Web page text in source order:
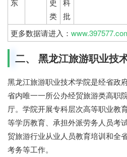
东
史
类
科
批
更多数据请进入：
二、 黑龙江旅游职业技
黑龙江旅游职业技术学院是经省政
省内唯一一所公办经贸旅游类高职
厅。学院开展专科层次高等职业教
等学历教育、承担外派劳务人员考
贸旅游行业从业人员教育培训和全
考务等工作。